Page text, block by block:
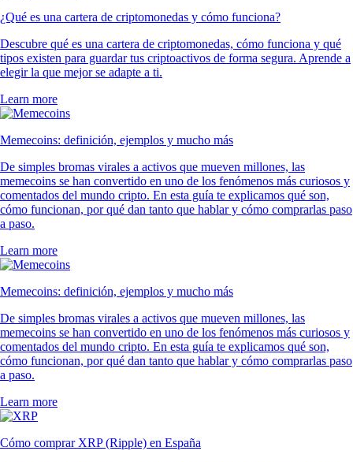
¿Qué es una cartera de criptomonedas y cómo funciona?
Descubre qué es una cartera de criptomonedas, cómo funciona y qué
tipos existen para guardar tus criptoactivos de forma segura. Aprende a
elegir la que mejor se adapte a ti.
Learn more
Memecoins: definición, ejemplos y mucho más
De simples bromas virales a activos que mueven millones, las
memecoins se han convertido en uno de los fenómenos más curiosos y
comentados del mundo cripto. En esta guía te explicamos qué son,
cómo funcionan, por qué dan tanto que hablar y cómo comprarlas paso
a paso.
Learn more
Memecoins: definición, ejemplos y mucho más
De simples bromas virales a activos que mueven millones, las
memecoins se han convertido en uno de los fenómenos más curiosos y
comentados del mundo cripto. En esta guía te explicamos qué son,
cómo funcionan, por qué dan tanto que hablar y cómo comprarlas paso
a paso.
Learn more
Cómo comprar XRP (Ripple) en España